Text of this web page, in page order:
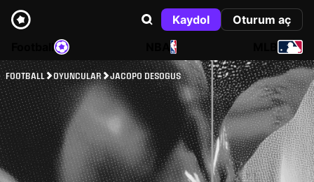
Kaydol
Oturum aç
NBA
FOOTBALL OYUNCULAR JACOPO DESOGUS